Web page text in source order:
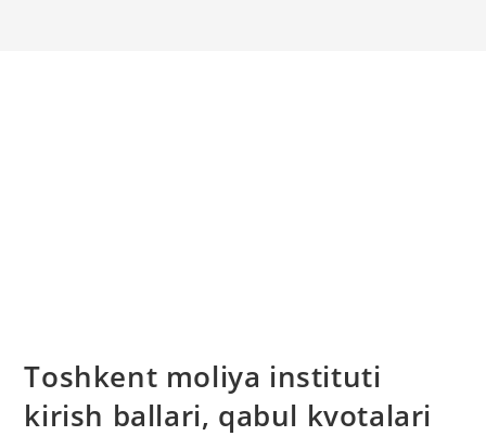
Toshkent moliya instituti
kirish ballari, qabul kvotalari